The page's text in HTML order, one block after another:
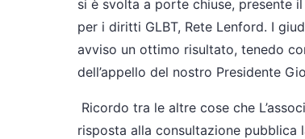
si è svolta a porte chiuse, presente
per i diritti GLBT, Rete Lenford. I
avviso un ottimo risultato, tenedo
dell’appello del nostro Presidente
Ricordo tra le altre cose che
risposta alla consultazione pubblica